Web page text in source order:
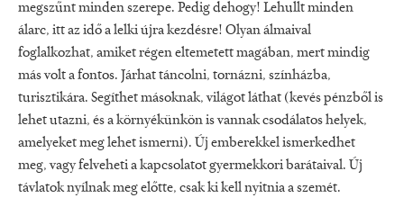
megszűnt minden szerepe. Pedig dehogy! Lehullt minden
álarc, itt az idő a lelki újra kezdésre! Olyan álmaival
foglalkozhat, amiket régen eltemetett magában, mert mindig
más volt a fontos. Járhat táncolni, tornázni, színházba,
turisztikára. Segíthet másoknak, világot láthat (kevés pénzből is
lehet utazni, és a környékünkön is vannak csodálatos helyek,
amelyeket meg lehet ismerni). Új emberekkel ismerkedhet
meg, vagy felveheti a kapcsolatot gyermekkori barátaival. Új
távlatok nyílnak meg előtte, csak ki kell nyitnia a szemét.